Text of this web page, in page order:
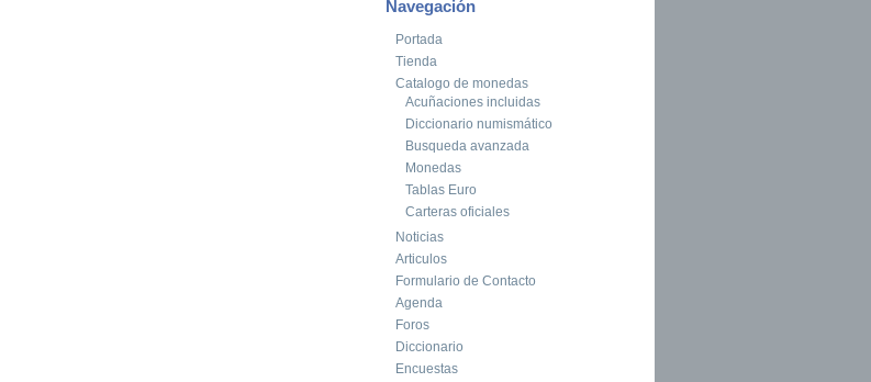
Navegación
Portada
Tienda
Catalogo de monedas
Acuñaciones incluidas
Diccionario numismático
Busqueda avanzada
Monedas
Tablas Euro
Carteras oficiales
Noticias
Articulos
Formulario de Contacto
Agenda
Foros
Diccionario
Encuestas